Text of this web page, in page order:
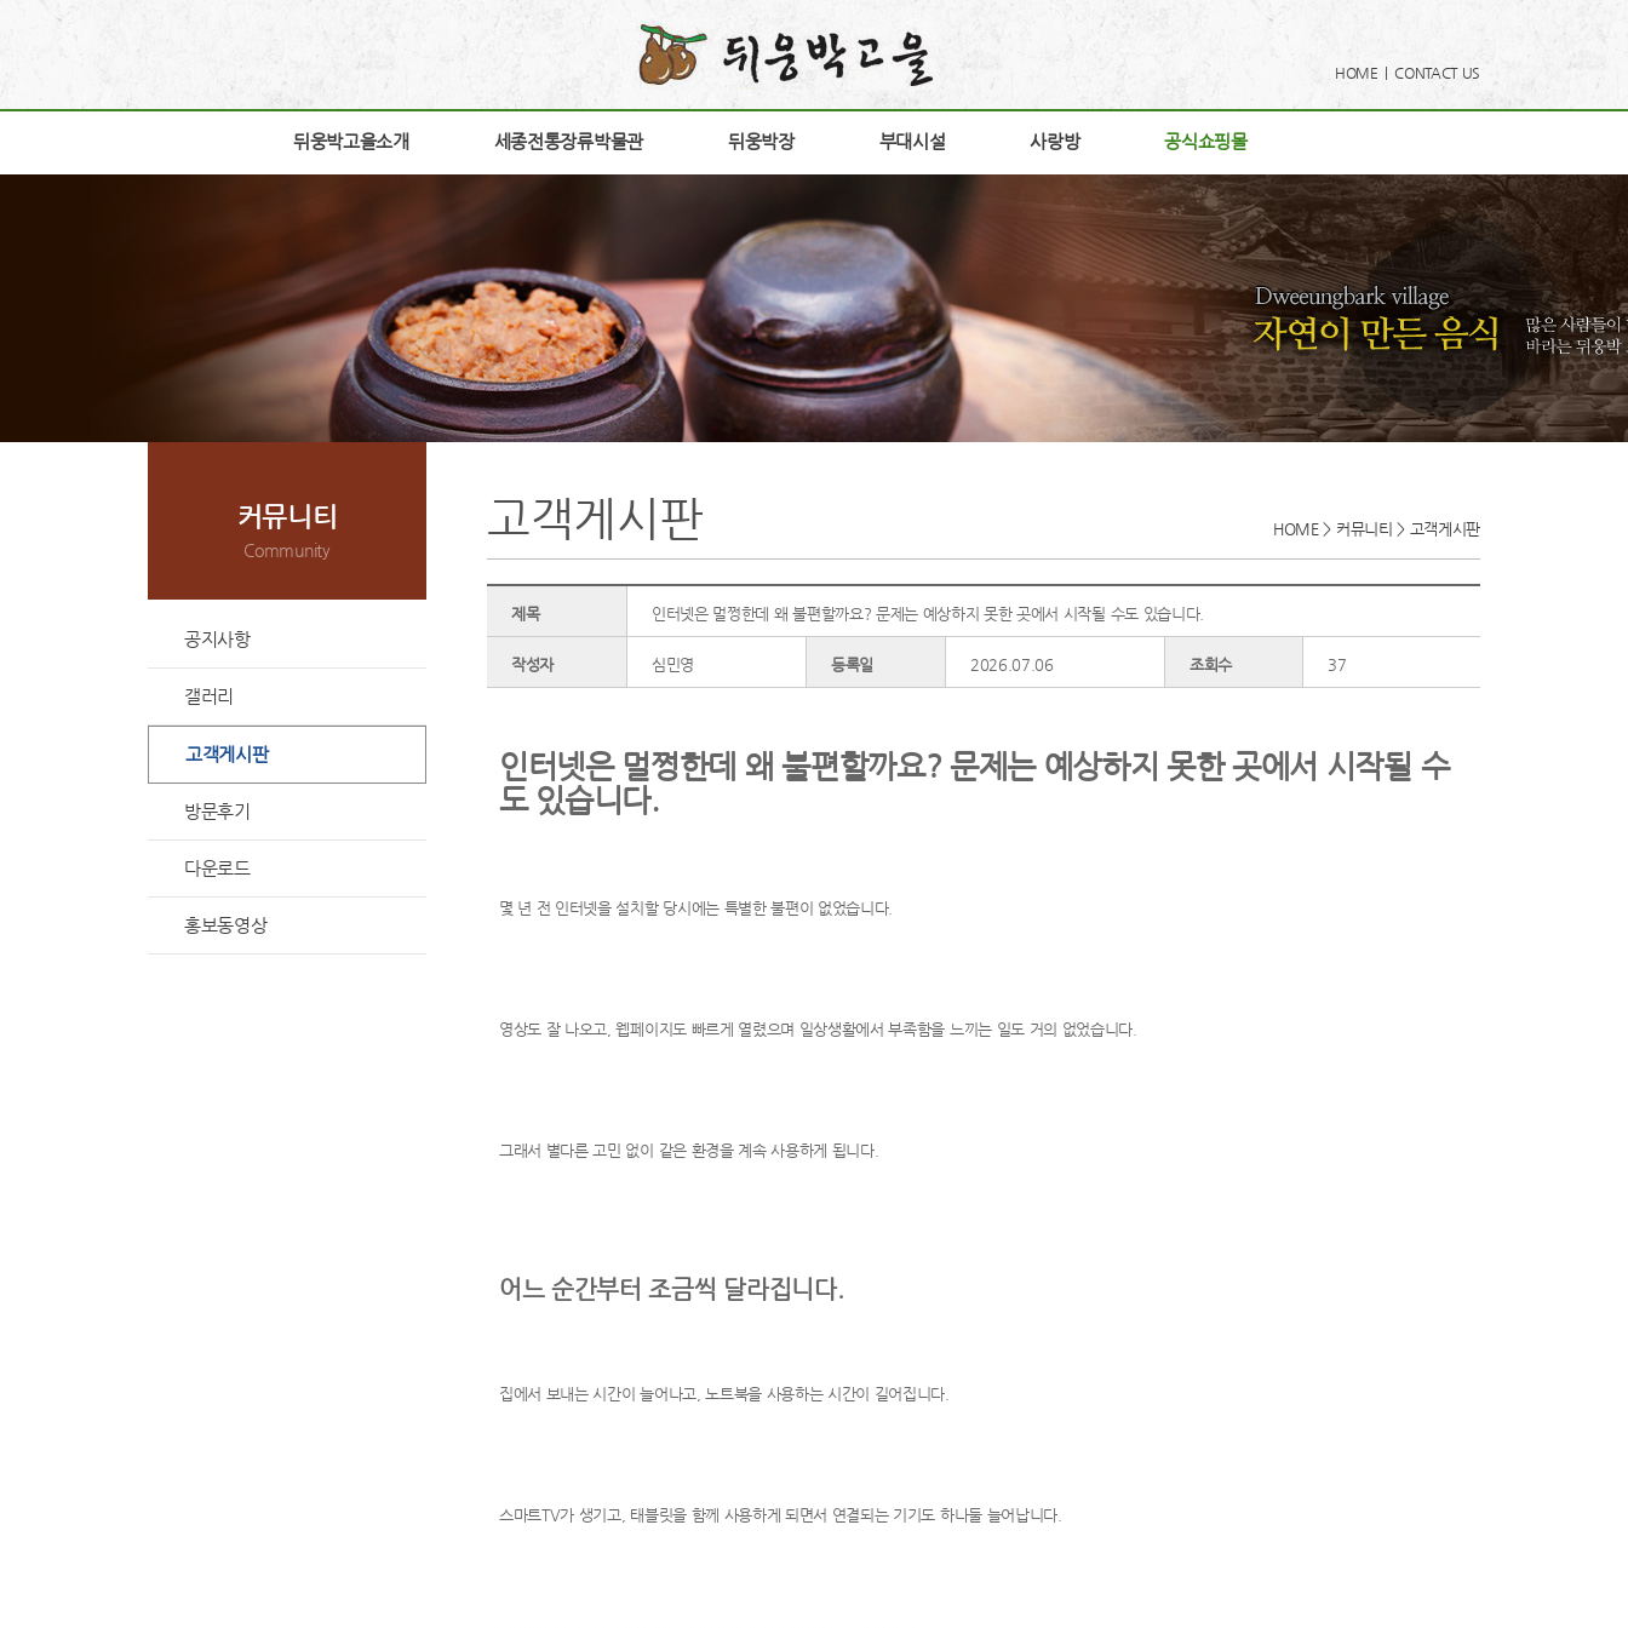
HOME |CONTACT US
뒤웅박고을소개 세종전통장류박물관 뒤웅박장 부대시설 사랑방 공식쇼핑몰
뒤웅박고을소개 세종전통장류박물관 뒤웅박장 부대시설 사랑방 공식쇼핑몰
뒤웅박웹툰
찾아오시는길
학술연구
자료실
열린공간
상품소개
연구개발
구절초고추장
가비향
전시판매장
홍보동영상
커뮤니티
Community
공지사항
갤러리
고객게시판
방문후기
다운로드
홍보동영상
고객게시판 HOME > 커뮤니티 > 고객게시판
제목 인터넷은 멀쩡한데 왜 불편할까요? 문제는 예상하지 못한 곳에서 시작될 수도 있습니다.
작성자 심민영 등록일 2026.07.06 조회수 37
인터넷은 멀쩡한데 왜 불편할까요? 문제는 예상하지 못한 곳에서 시작될 수
도 있습니다.
몇 년 전 인터넷을 설치할 당시에는 특별한 불편이 없었습니다.
영상도 잘 나오고, 웹페이지도 빠르게 열렸으며 일상생활에서 부족함을 느끼는 일도 거의 없었습니다.
그래서 별다른 고민 없이 같은 환경을 계속 사용하게 됩니다.
어느 순간부터 조금씩 달라집니다.
집에서 보내는 시간이 늘어나고, 노트북을 사용하는 시간이 길어집니다.
스마트TV가 생기고, 태블릿을 함께 사용하게 되면서 연결되는 기기도 하나둘 늘어납니다.